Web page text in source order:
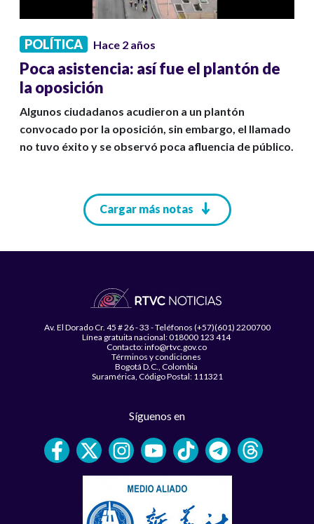
POLÍTICA Hace 2 años
Poca asistencia: así fue el plantón de
la oposición
Algunos ciudadanos acudieron a un plantón
convocado por la oposición, sin embargo, el llamado
no tuvo éxito y se observó poca afluencia de público.
Cargar más notas
Av. El Dorado Cr. 45 # 26 - 33 - Teléfonos (+57)(601) 2200700
Línea gratuita nacional: 018000 123 414
Contacto: info@rtvc.gov.co
Términos y condiciones
Bogotá D.C., Colombia
Suramérica, Código Postal: 111321
Síguenos en